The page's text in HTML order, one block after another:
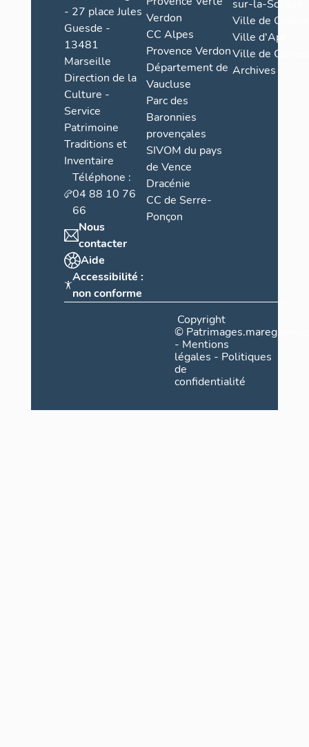
- 27 place Jules
Guesde -
13481
Marseille
Direction de la
Culture -
Service
Patrimoine
Traditions et
Inventaire
Téléphone :
04 88 10 76
66
Nous
contacter
Aide
Accessibilité :
non conforme
Verdon
CC Alpes
Provence Verdon
Département de
Vaucluse
Parc des
Baronnies
provençales
SIVOM du pays
de Vence
Dracénie
CC de Serre-
Ponçon
sur-la-Sorgue
Ville de Grasse
Ville d'Apt
Ville de
Archives
Copyright
©
- Mentions
légales - Politiques
de
confidentialité